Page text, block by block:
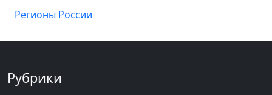
Регионы России
Рубрики